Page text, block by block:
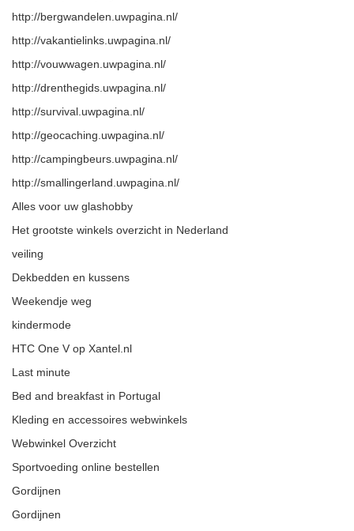
http://bergwandelen.uwpagina.nl/
http://vakantielinks.uwpagina.nl/
http://vouwwagen.uwpagina.nl/
http://drenthegids.uwpagina.nl/
http://survival.uwpagina.nl/
http://geocaching.uwpagina.nl/
http://campingbeurs.uwpagina.nl/
http://smallingerland.uwpagina.nl/
Alles voor uw glashobby
Het grootste winkels overzicht in Nederland
veiling
Dekbedden en kussens
Weekendje weg
kindermode
HTC One V op Xantel.nl
Last minute
Bed and breakfast in Portugal
Kleding en accessoires webwinkels
Webwinkel Overzicht
Sportvoeding online bestellen
Gordijnen
Gordijnen